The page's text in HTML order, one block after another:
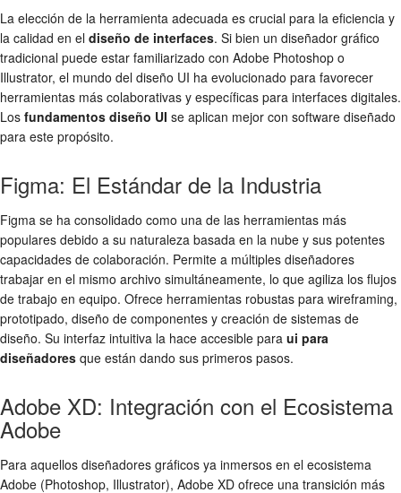
La elección de la herramienta adecuada es crucial para la eficiencia y
la calidad en el diseño de interfaces. Si bien un diseñador gráfico
tradicional puede estar familiarizado con Adobe Photoshop o
Illustrator, el mundo del diseño UI ha evolucionado para favorecer
herramientas más colaborativas y específicas para interfaces digitales.
Los fundamentos diseño UI se aplican mejor con software diseñado
para este propósito.
Figma: El Estándar de la Industria
Figma se ha consolidado como una de las herramientas más
populares debido a su naturaleza basada en la nube y sus potentes
capacidades de colaboración. Permite a múltiples diseñadores
trabajar en el mismo archivo simultáneamente, lo que agiliza los flujos
de trabajo en equipo. Ofrece herramientas robustas para wireframing,
prototipado, diseño de componentes y creación de sistemas de
diseño. Su interfaz intuitiva la hace accesible para ui para
diseñadores que están dando sus primeros pasos.
Adobe XD: Integración con el Ecosistema
Adobe
Para aquellos diseñadores gráficos ya inmersos en el ecosistema
Adobe (Photoshop, Illustrator), Adobe XD ofrece una transición más